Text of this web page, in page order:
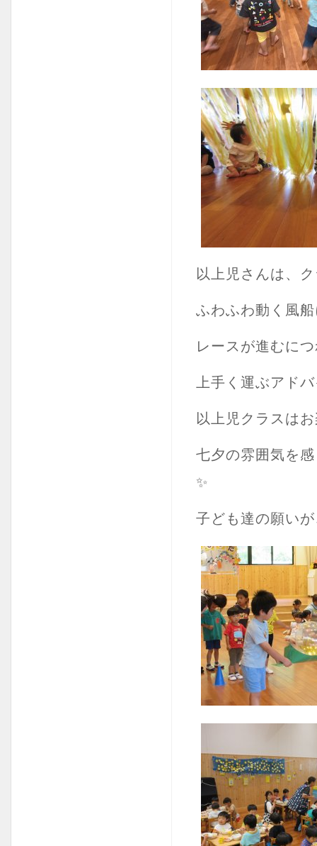
以上児さんは、
ふわふわ動く風
レースが進むに
上手く運ぶアド
以上児クラスは
七夕の雰囲気を
✨
子ども達の願い